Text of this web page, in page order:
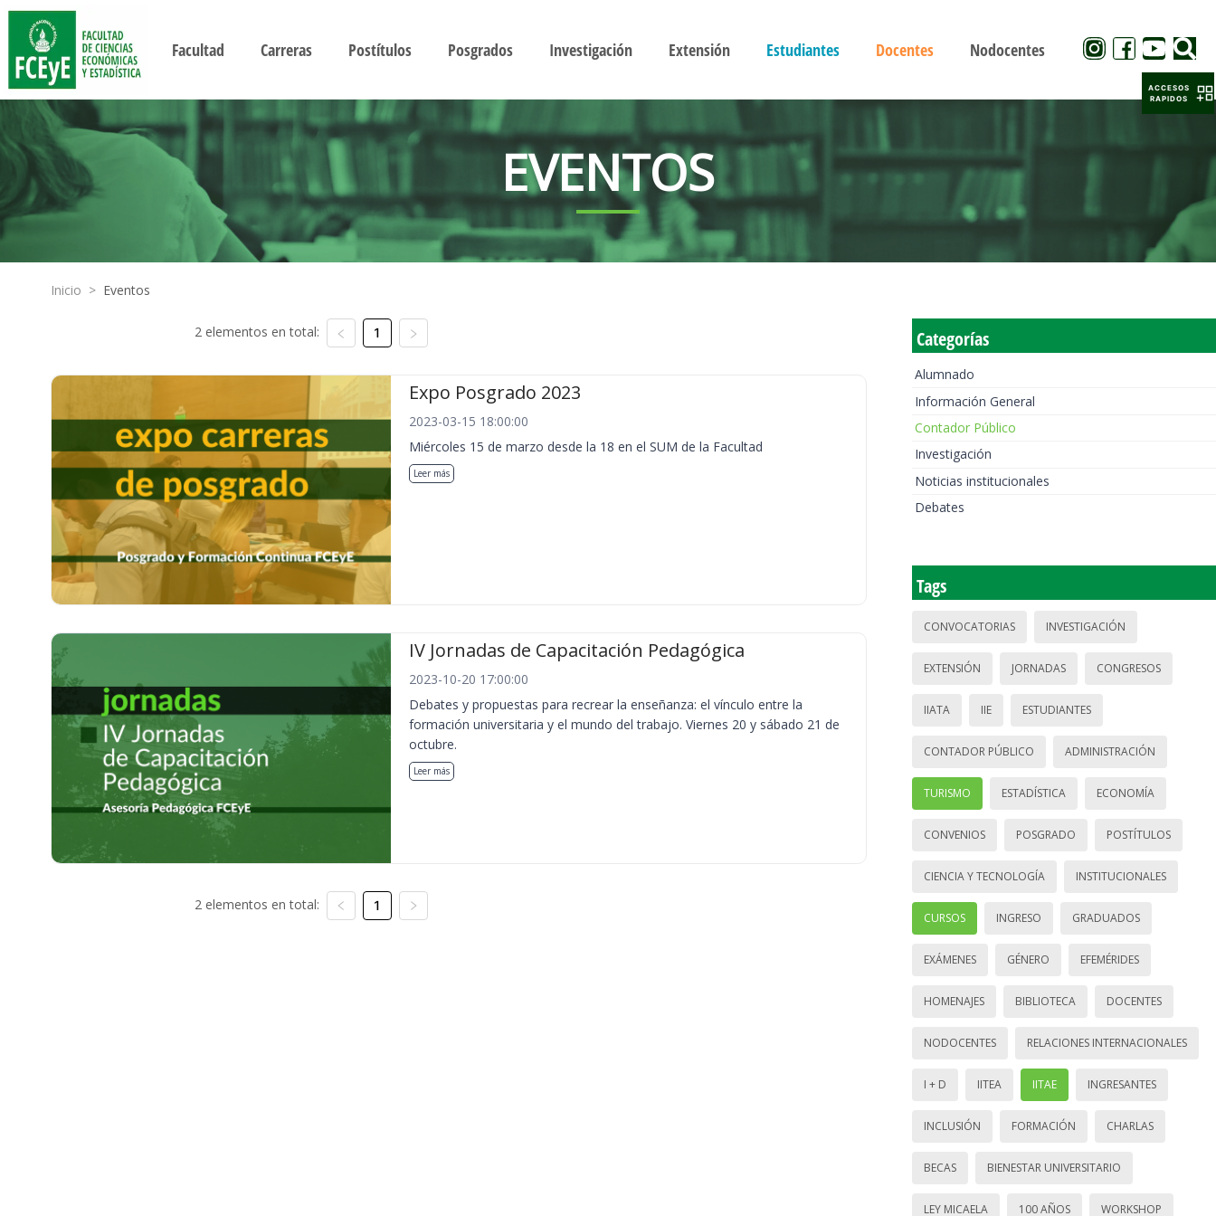
Facultad Carreras Postítulos Posgrados Investigación Extensión Estudiantes Docentes Nodocentes
EVENTOS
Inicio > Eventos
2 elementos en total: 1
Expo Posgrado 2023
2023-03-15 18:00:00
Miércoles 15 de marzo desde la 18 en el SUM de la Facultad
Leer más
IV Jornadas de Capacitación Pedagógica
2023-10-20 17:00:00
Debates y propuestas para recrear la enseñanza: el vínculo entre la
formación universitaria y el mundo del trabajo. Viernes 20 y sábado 21 de
octubre.
Leer más
2 elementos en total: 1
Categorías
Alumnado
Información General
Contador Público
Investigación
Noticias institucionales
Debates
Tags
CONVOCATORIAS INVESTIGACIÓN
EXTENSIÓN JORNADAS CONGRESOS
IIATA IIE ESTUDIANTES
CONTADOR PÚBLICO ADMINISTRACIÓN
TURISMO ESTADÍSTICA ECONOMÍA
CONVENIOS POSGRADO POSTÍTULOS
CIENCIA Y TECNOLOGÍA INSTITUCIONALES
CURSOS INGRESO GRADUADOS
EXÁMENES GÉNERO EFEMÉRIDES
HOMENAJES BIBLIOTECA DOCENTES
NODOCENTES RELACIONES INTERNACIONALES
I + D IITEA IITAE INGRESANTES
INCLUSIÓN FORMACIÓN CHARLAS
BECAS BIENESTAR UNIVERSITARIO
LEY MICAELA 100 AÑOS WORKSHOP
ACCESOS
RAPIDOS